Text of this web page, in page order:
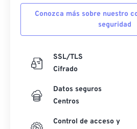
Conozca más sobre nuestro
seguridad
SSL/TLS
Cifrado
Datos seguros
Centros
Control de acceso y